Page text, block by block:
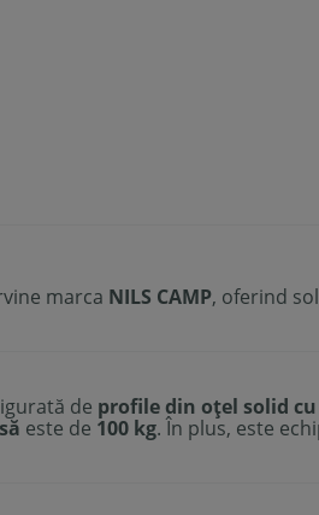
marca NILS CAMP, oferind
de profile din oțel solid
este de 100 kg. În plus, este